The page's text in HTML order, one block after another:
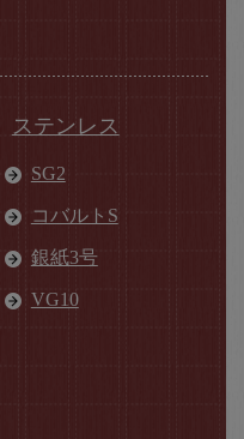
ステンレス
SG2
コバルトS
銀紙3号
VG10